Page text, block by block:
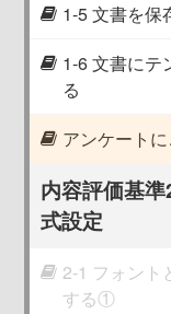
1-5 文書を保
1-6 文書にテ
る
アンケートに
内容評価基
式設定
2-1 フォント
する①